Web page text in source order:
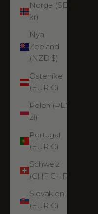
Norge (SEK
kr)
Nya
Zeeland
(NZD $)
Österrike
(EUR €)
Polen (PLN
zł)
Portugal
(EUR €)
Schweiz
(CHF CHF)
Slovakien
(EUR €)